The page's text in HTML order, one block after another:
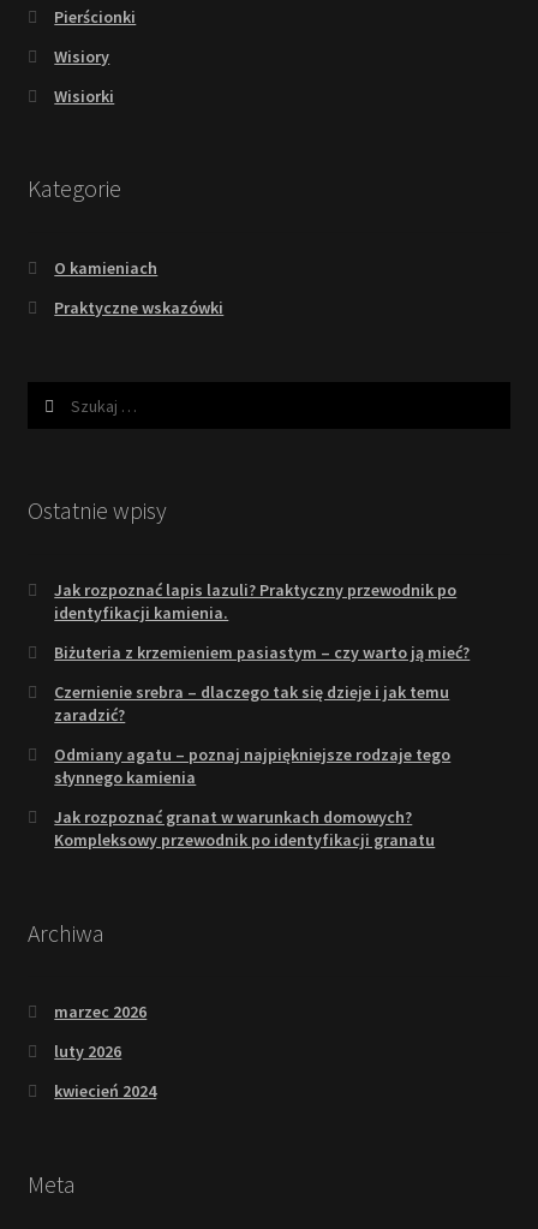
Pierścionki
Wisiory
Wisiorki
Kategorie
O kamieniach
Praktyczne wskazówki
Ostatnie wpisy
Jak rozpoznać lapis lazuli? Praktyczny przewodnik po
identyfikacji kamienia.
Biżuteria z krzemieniem pasiastym – czy warto ją mieć?
Czernienie srebra – dlaczego tak się dzieje i jak temu
zaradzić?
Odmiany agatu – poznaj najpiękniejsze rodzaje tego
słynnego kamienia
Jak rozpoznać granat w warunkach domowych?
Kompleksowy przewodnik po identyfikacji granatu
Archiwa
marzec 2026
luty 2026
kwiecień 2024
Meta